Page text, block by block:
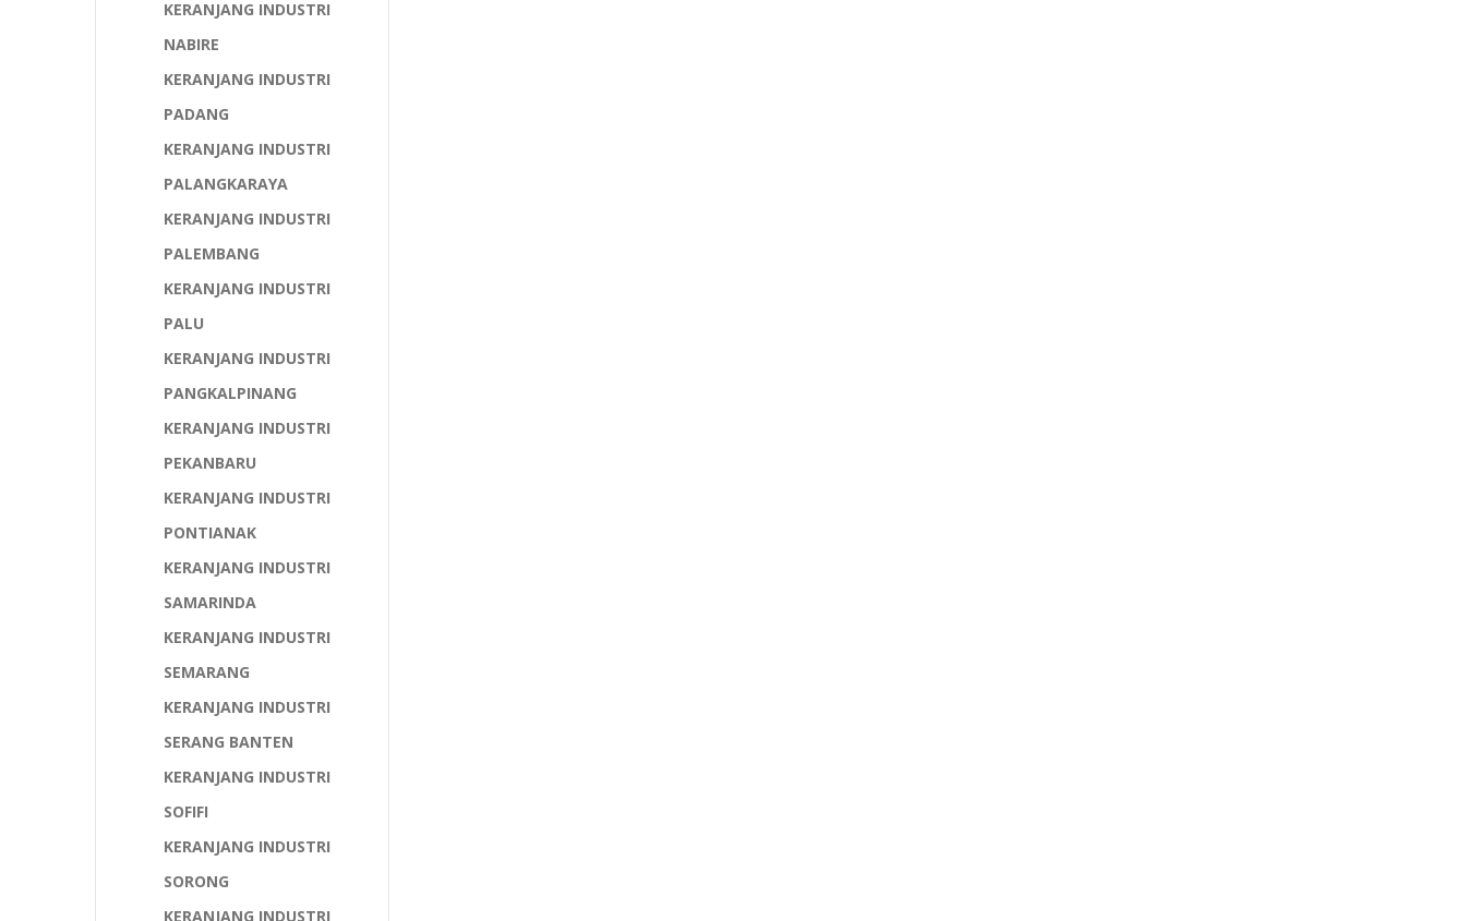
KERANJANG INDUSTRI
NABIRE
KERANJANG INDUSTRI
PADANG
KERANJANG INDUSTRI
PALANGKARAYA
KERANJANG INDUSTRI
PALEMBANG
KERANJANG INDUSTRI
PALU
KERANJANG INDUSTRI
PANGKALPINANG
KERANJANG INDUSTRI
PEKANBARU
KERANJANG INDUSTRI
PONTIANAK
KERANJANG INDUSTRI
SAMARINDA
KERANJANG INDUSTRI
SEMARANG
KERANJANG INDUSTRI
SERANG BANTEN
KERANJANG INDUSTRI
SOFIFI
KERANJANG INDUSTRI
SORONG
KERANJANG INDUSTRI